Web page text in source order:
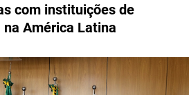
com instituições de
América Latina